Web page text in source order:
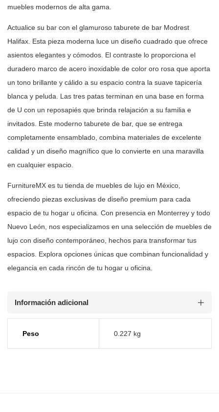
muebles modernos de alta gama.
Actualice su bar con el glamuroso taburete de bar Modrest
Halifax. Esta pieza moderna luce un diseño cuadrado que ofrece
asientos elegantes y cómodos. El contraste lo proporciona el
duradero marco de acero inoxidable de color oro rosa que aporta
un tono brillante y cálido a su espacio contra la suave tapicería
blanca y peluda. Las tres patas terminan en una base en forma
de U con un reposapiés que brinda relajación a su familia e
invitados. Este moderno taburete de bar, que se entrega
completamente ensamblado, combina materiales de excelente
calidad y un diseño magnífico que lo convierte en una maravilla
en cualquier espacio.
FurnitureMX es tu tienda de muebles de lujo en México,
ofreciendo piezas exclusivas de diseño premium para cada
espacio de tu hogar u oficina. Con presencia en Monterrey y todo
Nuevo León, nos especializamos en una selección de muebles de
lujo con diseño contemporáneo, hechos para transformar tus
espacios. Explora opciones únicas que combinan funcionalidad y
elegancia en cada rincón de tu hogar u oficina.
Información adicional
Peso 0.227 kg